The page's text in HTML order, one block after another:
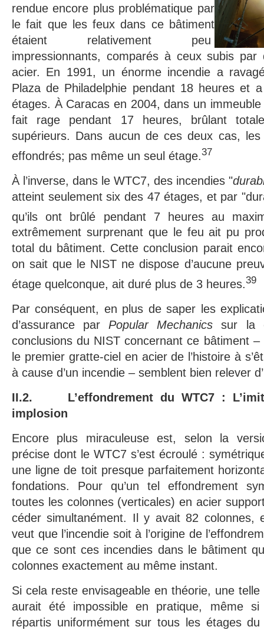
rendue encore plus problématique par
le fait que les feux dans ce bâtiment
étaient relativement peu
impressionnants, comparés à ceux subis par
acier. En 1991, un énorme incendie a
Plaza de Philadelphie pendant 18 heures et
étages. À Caracas en 2004, dans un
fait rage pendant 17 heures, brûlant
supérieurs. Dans aucun de ces deux cas,
effondrés; pas même un seul étage.37
À l’inverse, dans le WTC7, des incendies "
atteint seulement six des 47 étages, et par
qu’ils ont brûlé pendant 7 heures au
extrêmement surprenant que le feu ait pu
total du bâtiment. Cette conclusion parait
on sait que le NIST ne dispose d’aucune
étage quelconque, ait duré plus de 3 heures.39
Par conséquent, en plus de saper les
d’assurance par Popular Mechanics sur la
conclusions du NIST concernant ce bâtiment
le premier gratte-ciel en acier de l’histoire à
à cause d’un incendie – semblent bien relever
II.2. L’effondrement du WTC7 :
implosion
Encore plus miraculeuse est, selon la
précise dont le WTC7 s’est écroulé :
une ligne de toit presque parfaitement
fondations. Pour qu’un tel effondrement
toutes les colonnes (verticales) en acier
céder simultanément. Il y avait 82 colonnes,
veut que l’incendie soit à l’origine de
que ce sont ces incendies dans le bâtiment
colonnes exactement au même instant.
Si cela reste envisageable en théorie, une
aurait été impossible en pratique, même
répartis uniformément sur tous les étages du